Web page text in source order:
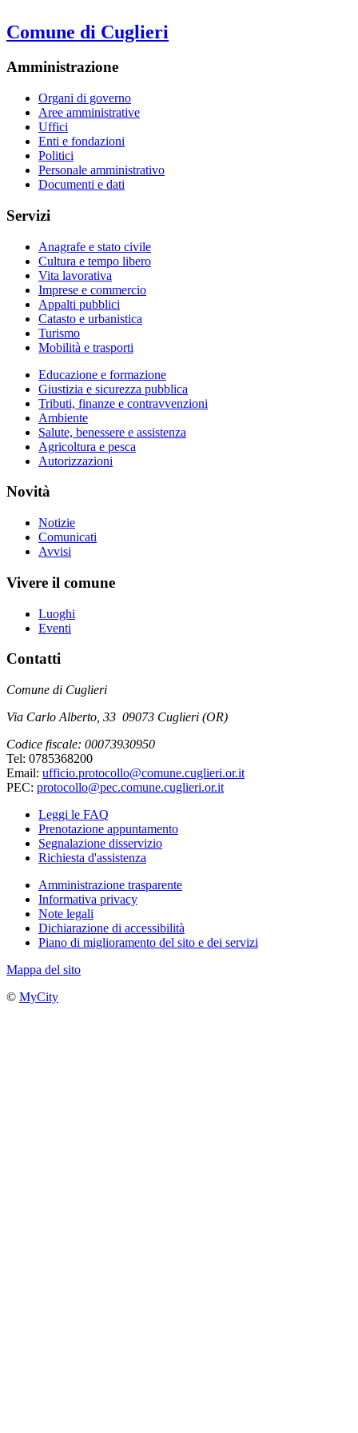
Comune di Cuglieri
Amministrazione
Organi di governo
Aree amministrative
Uffici
Enti e fondazioni
Politici
Personale amministrativo
Documenti e dati
Servizi
Anagrafe e stato civile
Cultura e tempo libero
Vita lavorativa
Imprese e commercio
Appalti pubblici
Catasto e urbanistica
Turismo
Mobilità e trasporti
Educazione e formazione
Giustizia e sicurezza pubblica
Tributi, finanze e contravvenzioni
Ambiente
Salute, benessere e assistenza
Agricoltura e pesca
Autorizzazioni
Novità
Notizie
Comunicati
Avvisi
Vivere il comune
Luoghi
Eventi
Contatti
Comune di Cuglieri
Via Carlo Alberto, 33 09073 Cuglieri (OR)
Codice fiscale: 00073930950
Tel: 0785368200
Email: ufficio.protocollo@comune.cuglieri.or.it
PEC: protocollo@pec.comune.cuglieri.or.it
Leggi le FAQ
Prenotazione appuntamento
Segnalazione disservizio
Richiesta d'assistenza
Amministrazione trasparente
Informativa privacy
Note legali
Dichiarazione di accessibilità
Piano di miglioramento del sito e dei servizi
Mappa del sito
© MyCity